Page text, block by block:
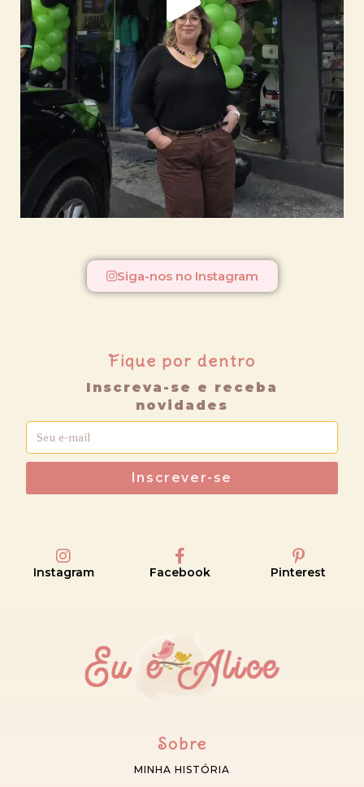
Siga-nos no Instagram
Fique por dentro
Inscreva-se e receba
novidades
Inscrever-se
Instagram Facebook Pinterest
Sobre
MINHA HISTÓRIA